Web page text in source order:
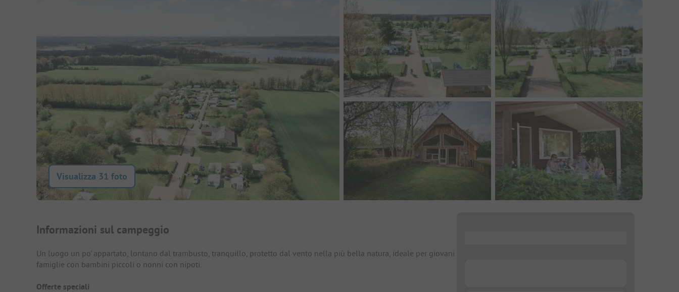
Visualizza 31 foto
Presentazione del campeggio
Informazioni sul campeggio
Un luogo un po' appartato, lontano dal trambusto, tranquillo, protetto dal vento nella più bella natura, ideale per giovani
famiglie con bambini piccoli o nonni con nipoti.
Offerte speciali